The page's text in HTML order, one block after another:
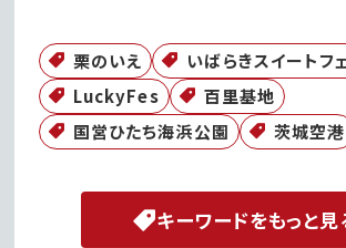
栗のいえ
いばらきスイートフ
LuckyFes
百里基地
国営ひたち海浜公園
茨城空港
キーワードをもっと見